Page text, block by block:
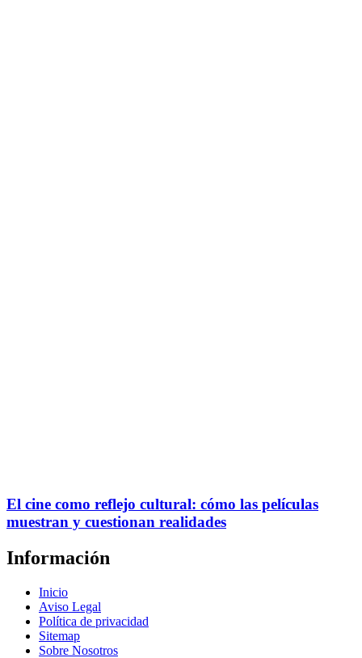
El cine como reflejo cultural: cómo las películas
muestran y cuestionan realidades
Información
Inicio
Aviso Legal
Política de privacidad
Sitemap
Sobre Nosotros